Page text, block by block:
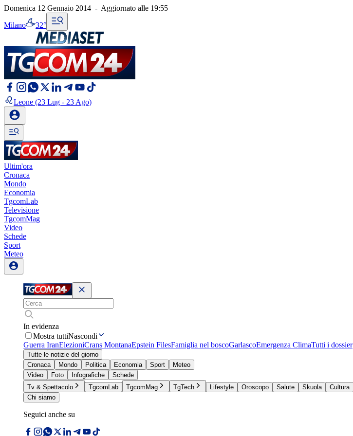
Domenica 12 Gennaio 2014 - Aggiornato alle 19:55
Milano 32°
Leone (23 Lug - 23 Ago)
Ultim'ora
Cronaca
Mondo
Economia
TgcomLab
Televisione
TgcomMag
Video
Schede
Sport
Meteo
In evidenza
Mostra tuttiNascondi
Guerra IranElezioniCrans MontanaEpstein FilesFamiglia nel boscoGarlascoEmergenza ClimaTutti i dossier
Tutte le notizie del giorno
Cronaca
Mondo Politica Economia Sport
Meteo
Video
Foto Infografiche
Schede
Tv & Spettacolo
TgcomLab TgcomMag TgTech Lifestyle Oroscopo Salute Skuola Cultura
Chi siamo
Seguici anche su